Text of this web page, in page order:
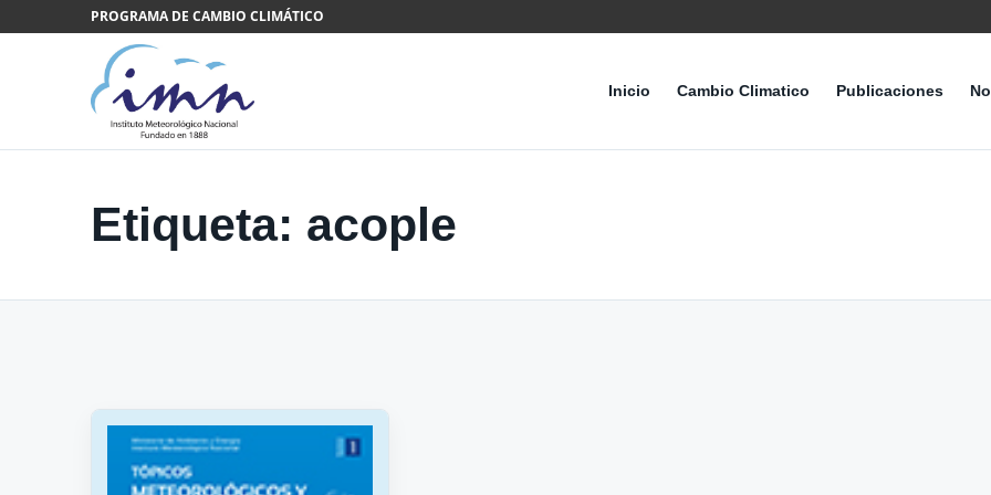
Saltar al contenidoPROGRAMA DE CAMBIO CLIMÁTICO
Inicio Cambio Climatico Publicaciones
Etiqueta: acople